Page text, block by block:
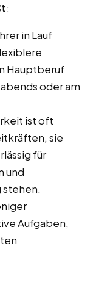
:
in Lauf
Hauptberuf
oder am
ist oft
sie
für
und
stehen.
Aufgaben,